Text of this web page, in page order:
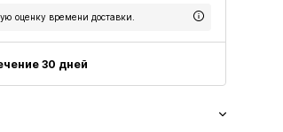
оценку времени доставки.
30 дней